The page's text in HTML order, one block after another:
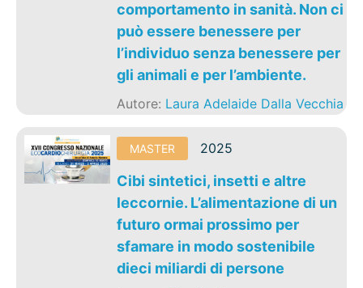
comportamento in sanità. Non ci
può essere benessere per
l’individuo senza benessere per
gli animali e per l’ambiente.
Autore: Laura Adelaide Dalla Vecchia
MASTER 2025
Cibi sintetici, insetti e altre
leccornie. L’alimentazione di un
futuro ormai prossimo per
sfamare in modo sostenibile
dieci miliardi di persone